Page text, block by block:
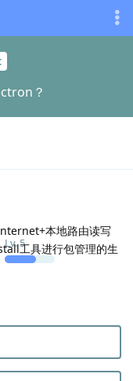
？
Lv. 5
本地路由读写
工具进行包管理的生